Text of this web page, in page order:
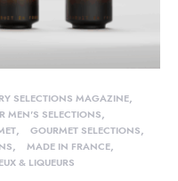
SELECTIONS MAGAZINE
MEN'S SELECTIONS
GOURMET SELECTIONS
MADE IN FRANCE
& LIQUEURS